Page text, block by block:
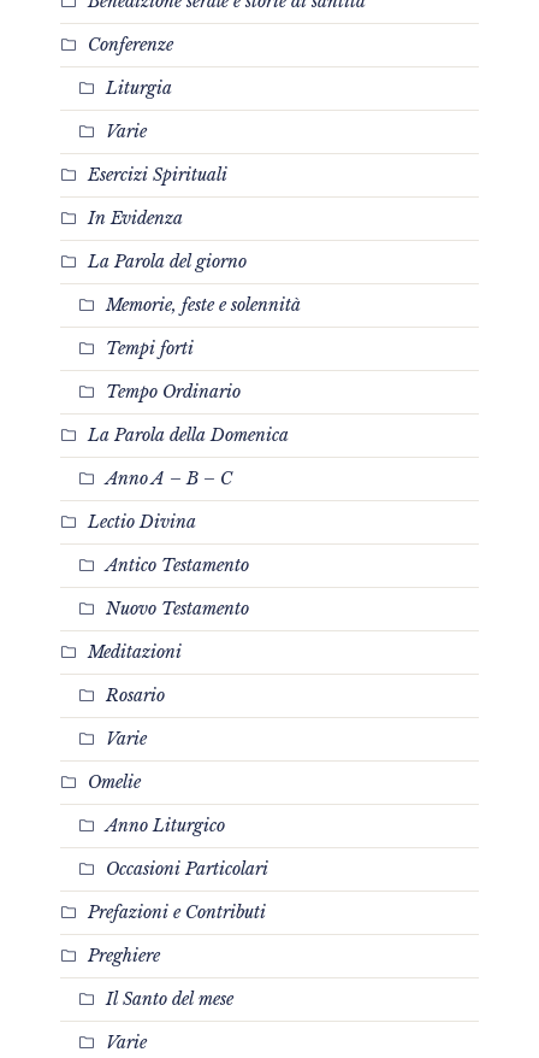
Conferenze
Liturgia
Varie
Esercizi Spirituali
In Evidenza
La Parola del giorno
Memorie, feste e solennità
Tempi forti
Tempo Ordinario
La Parola della Domenica
Anno A – B – C
Lectio Divina
Antico Testamento
Nuovo Testamento
Meditazioni
Rosario
Varie
Omelie
Anno Liturgico
Occasioni Particolari
Prefazioni e Contributi
Preghiere
Il Santo del mese
Varie